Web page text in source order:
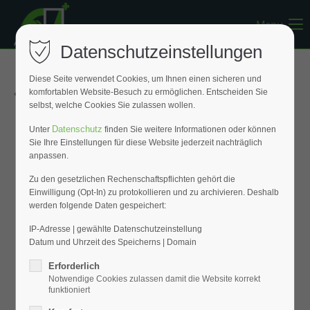
Register
Support
Lorem ipsum dolor sit amet:
24h/ 365days
Mon - Fri 8:00am - 5:00pm(GMT +1)
Get in touch
Cybersteel Inc.
Menu
« Zurück zur Übersicht
Datenschutzeinstellungen
Diese Seite verwendet Cookies, um Ihnen einen sicheren und
komfortablen Website-Besuch zu ermöglichen. Entscheiden Sie
selbst, welche Cookies Sie zulassen wollen.
Unter Datenschutz finden Sie weitere Informationen oder können
Sie Ihre Einstellungen für diese Website jederzeit nachträglich
anpassen.
Zu den gesetzlichen Rechenschaftspflichten gehört die
Einwilligung (Opt-In) zu protokollieren und zu archivieren. Deshalb
werden folgende Daten gespeichert:
IP-Adresse | gewählte Datenschutzeinstellung
Datum und Uhrzeit des Speicherns | Domain
Erforderlich
Notwendige Cookies zulassen damit die Website korrekt
funktioniert